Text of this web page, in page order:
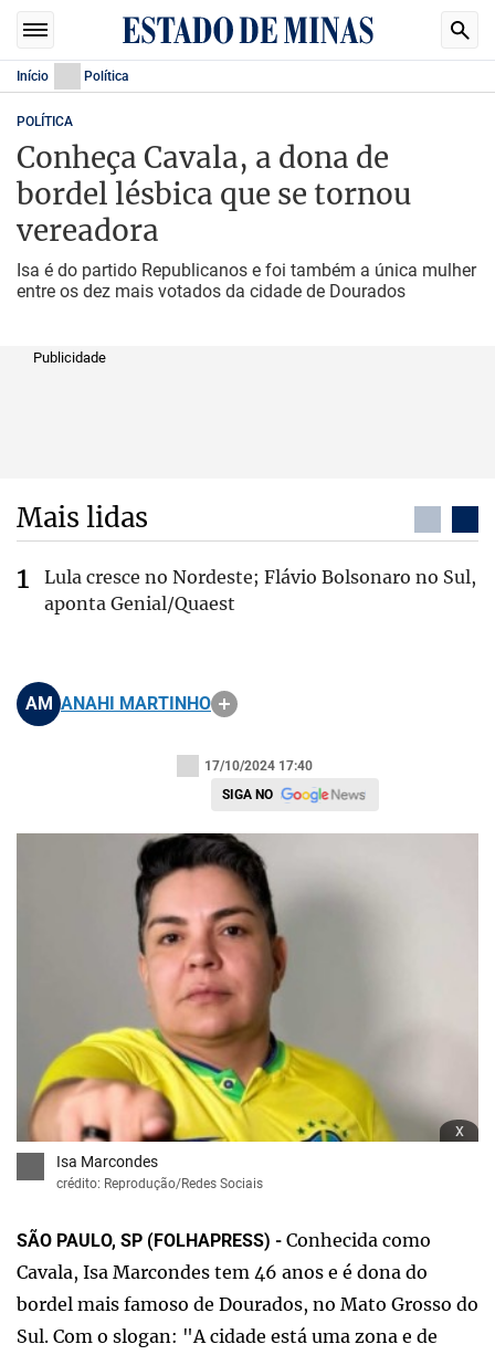
Início Política
POLÍTICA
Conheça Cavala, a dona de
bordel lésbica que se tornou
vereadora
Isa é do partido Republicanos e foi também a única mulher
entre os dez mais votados da cidade de Dourados
Publicidade
Mais lidas
Lula cresce no Nordeste; Flávio Bolsonaro no Sul,
aponta Genial/Quaest
AM ANAHI MARTINHO
17/10/2024 17:40
SIGA NO
x
Isa Marcondes
crédito: Reprodução/Redes Sociais
SÃO PAULO, SP (FOLHAPRESS) - Conhecida como
Cavala, Isa Marcondes tem 46 anos e é dona do
bordel mais famoso de Dourados, no Mato Grosso do
Sul. Com o slogan: "A cidade está uma zona e de